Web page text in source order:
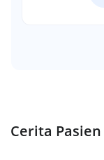
Cerita